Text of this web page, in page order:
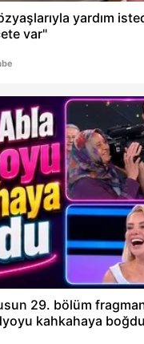
tıklayabilir,Çerez
Metnimizi
olarak kullanılan
.
yardım
var"
29. bölüm
kahkahaya boğdu